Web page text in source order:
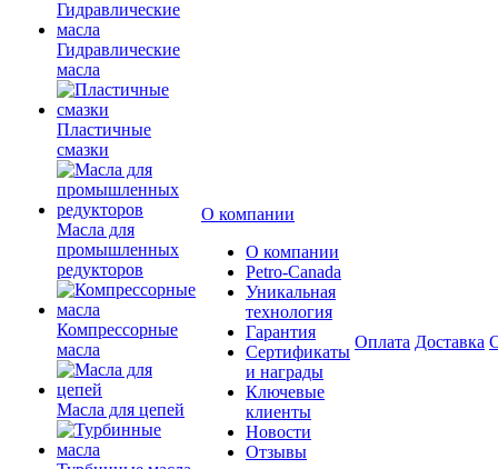
Гидравлические
масла
Пластичные
смазки
Масла для
промышленных
редукторов
Компрессорные
масла
Масла для цепей
О компании
О компании
Petro-Сanada
Уникальная
технология
Гарантия
Сертификаты
и награды
Ключевые
клиенты
Новости
Отзывы
Оплата Доставка